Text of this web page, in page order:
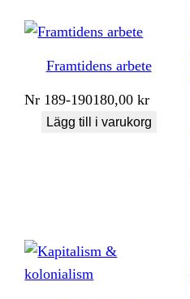
Framtidens arbete
Nr 189-190180,00kr
Lägg till i varukorg